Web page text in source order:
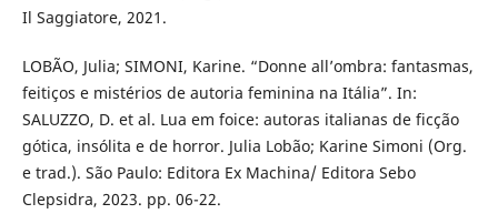
Il Saggiatore, 2021.
LOBÃO, Julia; SIMONI, Karine. “Donne all’ombra: fantasmas,
feitiços e mistérios de autoria feminina na Itália”. In:
SALUZZO, D. et al. Lua em foice: autoras italianas de ficção
gótica, insólita e de horror. Julia Lobão; Karine Simoni (Org.
e trad.). São Paulo: Editora Ex Machina/ Editora Sebo
Clepsidra, 2023. pp. 06-22.